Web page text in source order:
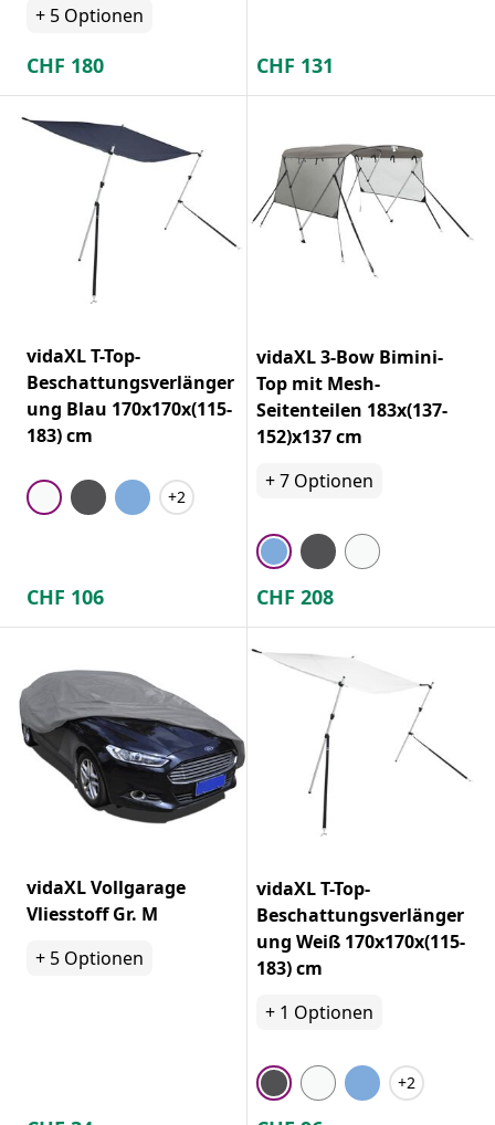
+ 5 Optionen
CHF 180 CHF 131
vidaXL T-Top-
Beschattungsverlänger
ung Blau 170x170x(115-
183) cm
+2
CHF 106
vidaXL 3-Bow Bimini-
Top mit Mesh-
Seitenteilen 183x(137-
152)x137 cm
+7 Optionen
CHF 208
vidaXL Vollgarage
Vliesstoff Gr. M
+ 5 Optionen
vidaXL T-Top-
Beschattungsverlänger
ung Weiß 170x170x(115-
183) cm
+ 1 Optionen
+2